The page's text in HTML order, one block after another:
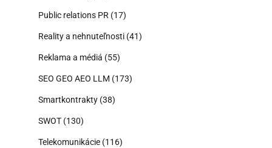
Public relations PR (17)
Reality a nehnuteľnosti (41)
Reklama a médiá (55)
SEO GEO AEO LLM (173)
Smartkontrakty (38)
SWOT (130)
Telekomunikácie (116)